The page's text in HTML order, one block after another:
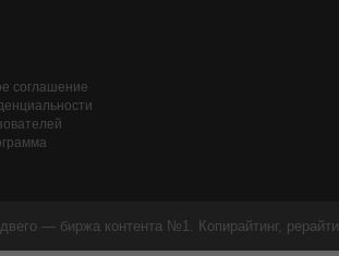
соглашение
— биржа контента №1. Копирайтинг,